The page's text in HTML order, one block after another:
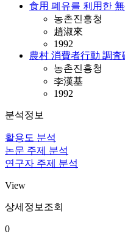
食用 폐유를 利用한
농촌진흥청
趙淑來
1992
農村 消費者行動 調査
농촌진흥청
李漢基
1992
분석정보
활용도 분석
논문 주제 분석
연구자 주제 분석
View
상세정보조회
0